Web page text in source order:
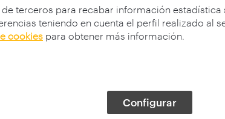
terceros para recabar información
teniendo en cuenta el perfil realizado al
cookies para obtener más información.
Configurar